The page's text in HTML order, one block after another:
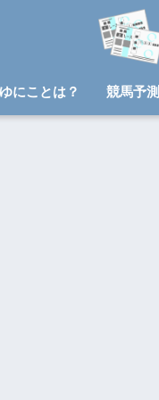
ゆにことは？ 競馬予測